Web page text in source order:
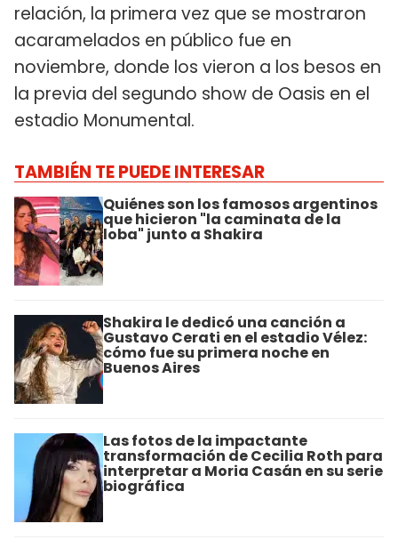
relación, la primera vez que se mostraron
acaramelados en público fue en
noviembre, donde los vieron a los besos en
la previa del segundo show de Oasis en el
estadio Monumental.
TAMBIÉN TE PUEDE INTERESAR
Quiénes son los famosos argentinos
que hicieron "la caminata de la
loba" junto a Shakira
Shakira le dedicó una canción a
Gustavo Cerati en el estadio Vélez:
cómo fue su primera noche en
Buenos Aires
Las fotos de la impactante
transformación de Cecilia Roth para
interpretar a Moria Casán en su serie
biográfica